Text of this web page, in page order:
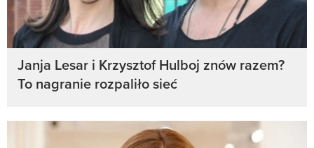
Janja Lesar i Krzysztof Hulboj znów razem?
To nagranie rozpaliło sieć